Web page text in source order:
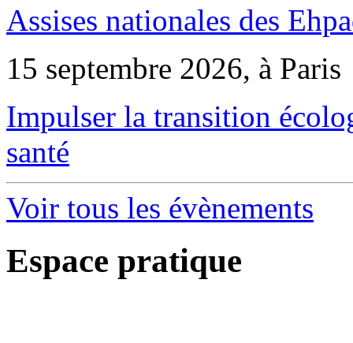
Assises nationales des
15 septembre 2026, à Paris
Impulser la transition
santé
Voir tous les évènements
Espace pratique